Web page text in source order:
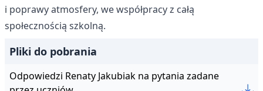
i poprawy atmosfery, we współpracy z całą
społecznością szkolną.
Pliki do pobrania
Odpowiedzi Renaty Jakubiak na pytania zadane